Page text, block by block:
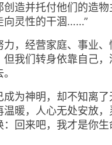
造并托付他们的造物
向灵性的干涸……”
，经营家庭、事业、
我们转身依靠自己，
为神明，却不知离了
暖，人心无处安放，
回来吧，我才是你生